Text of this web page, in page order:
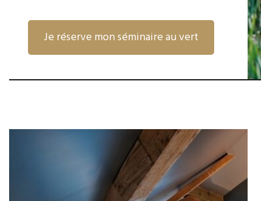
Je réserve mon séminaire au vert